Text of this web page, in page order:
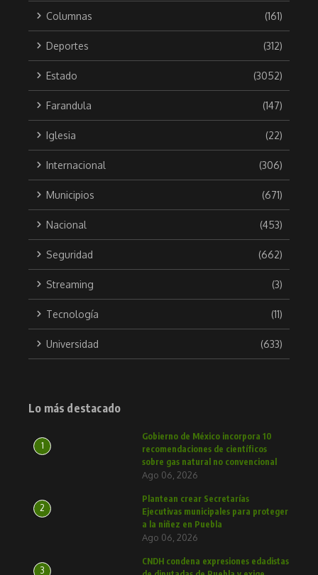
Columnas (161)
Deportes (312)
Estado (3052)
Farandula (147)
Iglesia (22)
Internacional (306)
Municipios (671)
Nacional (453)
Seguridad (662)
Streaming (3)
Tecnología (11)
Universidad (633)
Lo más destacado
1
Gobierno de México incorpora 10
recomendaciones de científicos
sobre gas natural no convencional
Ago 06, 2026
2
Plantean crear Secretarías
Ejecutivas municipales para proteger
a la niñez en Puebla
Ago 06, 2026
3
CNDH condena expresiones edadistas